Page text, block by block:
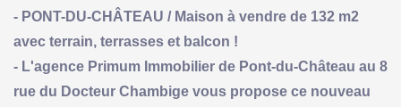
- PONT-DU-CHÂTEAU / Maison à vendre de 132 m2
avec terrain, terrasses et balcon !
- L'agence Primum Immobilier de Pont-du-Château au 8
rue du Docteur Chambige vous propose ce nouveau